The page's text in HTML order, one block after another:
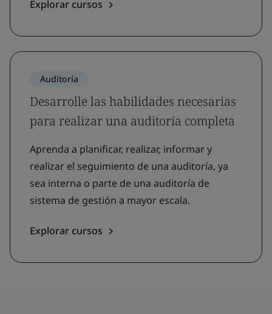
Explorar cursos
Auditoría
Desarrolle las habilidades necesarias
para realizar una auditoría completa
Aprenda a planificar, realizar, informar y
realizar el seguimiento de una auditoría, ya
sea interna o parte de una auditoría de
sistema de gestión a mayor escala.
Explorar cursos